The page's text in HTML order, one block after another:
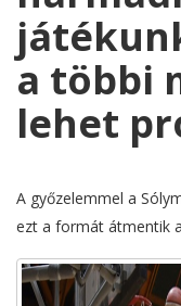
a többi
lehet
A győzelemmel a
ezt a formát átmentik